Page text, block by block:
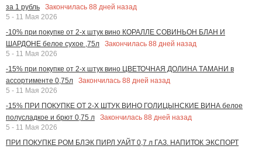
за 1 рубль
Закончилась 88 дней назад
5 - 11 Мая 2026
-10% при покупке от 2-х штук вино КОРАЛЛЕ СОВИНЬОН БЛАН И
ШАРДОНЕ белое сухое ,75л
Закончилась 88 дней назад
5 - 11 Мая 2026
-15% при покупке от 2-х штук вино ЦВЕТОЧНАЯ ДОЛИНА ТАМАНИ в
ассортименте 0,75л
Закончилась 88 дней назад
5 - 11 Мая 2026
-15% ПРИ ПОКУПКЕ ОТ 2-Х ШТУК ВИНО ГОЛИЦЫНСКИЕ ВИНА белое
полусладкое и брют 0,75 л
Закончилась 88 дней назад
5 - 11 Мая 2026
ПРИ ПОКУПКЕ РОМ БЛЭК ПИРЛ УАЙТ 0,7 л ГАЗ. НАПИТОК ЭКСПОРТ